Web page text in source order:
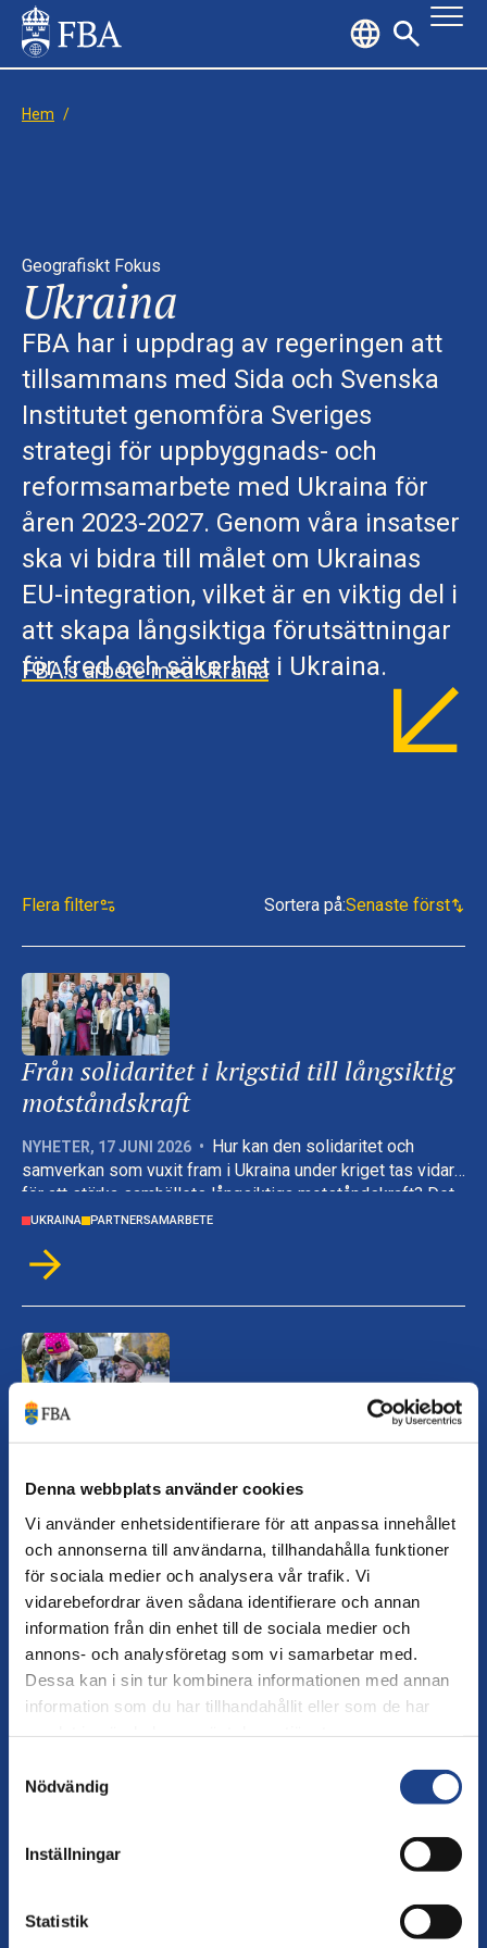
Denna webbplats använder cookies
Vi använder enhetsidentifierare för att anpassa innehållet
och annonserna till användarna, tillhandahålla funktioner
för sociala medier och analysera vår trafik. Vi
vidarebefordrar även sådana identifierare och annan
information från din enhet till de sociala medier och
annons- och analysföretag som vi samarbetar med.
Dessa kan i sin tur kombinera informationen med annan
information som du har tillhandahållit eller som de har
Nödvändig
Inställningar
Statistik
Hem /
Geografiskt Fokus
Ukraina
FBA har i uppdrag av regeringen att
tillsammans med Sida och Svenska
Institutet genomföra Sveriges
strategi för uppbyggnads- och
reformsamarbete med Ukraina för
åren 2023-2027. Genom våra insatser
ska vi bidra till målet om Ukrainas
EU-integration, vilket är en viktig del i
att skapa långsiktiga förutsättningar
för fred och säkerhet i Ukraina.
FBA:s arbete med Ukraina
Flera filter Sortera på:Senaste först
Från solidaritet i krigstid till långsiktig
motståndskraft
NYHETER, 17 JUNI 2026 • Hur kan den solidaritet och
samverkan som vuxit fram i Ukraina under kriget tas vidare
för att stärka samhällets långsiktiga motståndskraft? Det
har varit den bärande frågan i utbildningsprogrammet Total
ukrainska partner med stöd från FBA och Myndigheten för
UKRAINA PARTNERSAMARBETE
Ukraina reformerar sitt försvar mitt
försvarssektor medan kriget pågår. När FBA mötte
ukrainska partner i Kyjiv i maj återkom en fråga som är
avgörande för landets långsiktiga motståndskraft: hur
byggs ett försvar som skyddar människorna inom det?
UKRAINA PARTNERSAMARBETE
Försvarsreformer ska stärka Ukrainas
,24 APRIL 2026
Europas största försvarsmakter. För att stärka långsiktigt
förtroende och utveckla en demokratisk försvarssektor